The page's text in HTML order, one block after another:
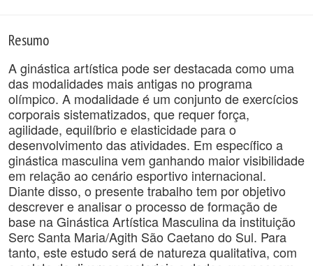
Resumo
A ginástica artística pode ser destacada como uma
das modalidades mais antigas no programa
olímpico. A modalidade é um conjunto de exercícios
corporais sistematizados, que requer força,
agilidade, equilíbrio e elasticidade para o
desenvolvimento das atividades. Em específico a
ginástica masculina vem ganhando maior visibilidade
em relação ao cenário esportivo internacional.
Diante disso, o presente trabalho tem por objetivo
descrever e analisar o processo de formação de
base na Ginástica Artística Masculina da instituição
Serc Santa Maria/Agith São Caetano do Sul. Para
tanto, este estudo será de natureza qualitativa, com